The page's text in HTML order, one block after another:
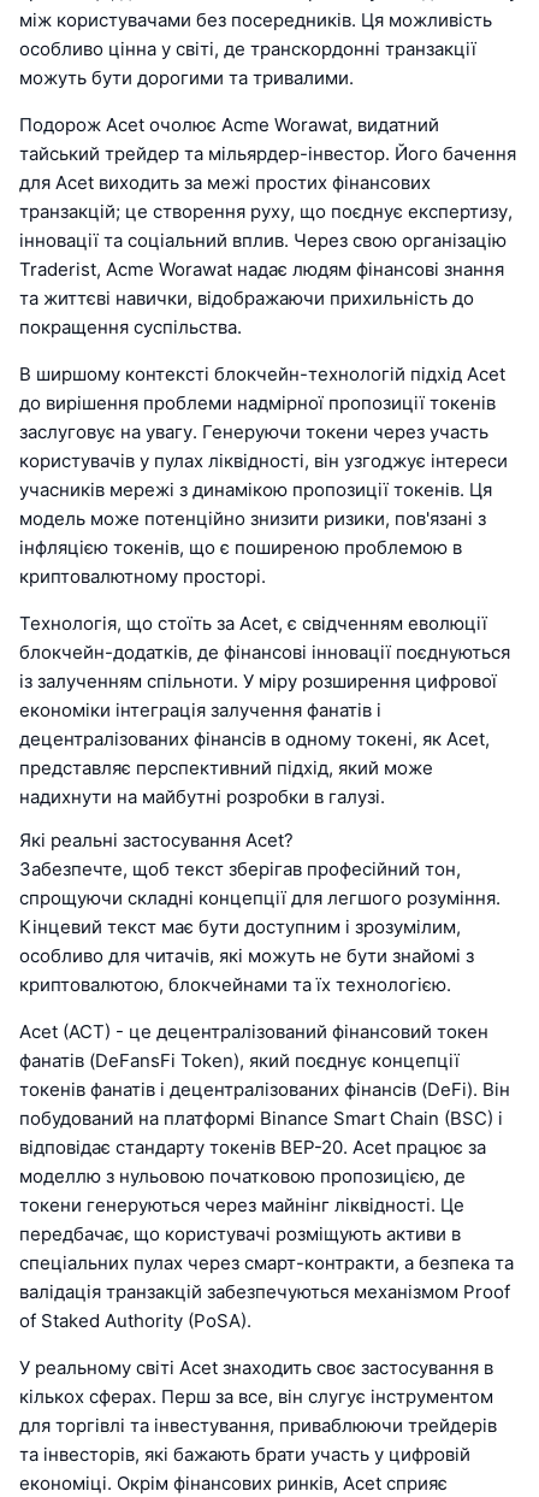
між користувачами без посередників. Ця можливість
особливо цінна у світі, де транскордонні транзакції
можуть бути дорогими та тривалими.
Подорож Acet очолює Acme Worawat, видатний
тайський трейдер та мільярдер-інвестор. Його бачення
для Acet виходить за межі простих фінансових
транзакцій; це створення руху, що поєднує експертизу,
інновації та соціальний вплив. Через свою організацію
Traderist, Acme Worawat надає людям фінансові знання
та життєві навички, відображаючи прихильність до
покращення суспільства.
В ширшому контексті блокчейн-технологій підхід Acet
до вирішення проблеми надмірної пропозиції токенів
заслуговує на увагу. Генеруючи токени через участь
користувачів у пулах ліквідності, він узгоджує інтереси
учасників мережі з динамікою пропозиції токенів. Ця
модель може потенційно знизити ризики, пов'язані з
інфляцією токенів, що є поширеною проблемою в
криптовалютному просторі.
Технологія, що стоїть за Acet, є свідченням еволюції
блокчейн-додатків, де фінансові інновації поєднуються
із залученням спільноти. У міру розширення цифрової
економіки інтеграція залучення фанатів і
децентралізованих фінансів в одному токені, як Acet,
представляє перспективний підхід, який може
надихнути на майбутні розробки в галузі.
Які реальні застосування Acet?
Забезпечте, щоб текст зберігав професійний тон,
спрощуючи складні концепції для легшого розуміння.
Кінцевий текст має бути доступним і зрозумілим,
особливо для читачів, які можуть не бути знайомі з
криптовалютою, блокчейнами та їх технологією.
Acet (ACT) - це децентралізований фінансовий токен
фанатів (DeFansFi Token), який поєднує концепції
токенів фанатів і децентралізованих фінансів (DeFi). Він
побудований на платформі Binance Smart Chain (BSC) і
відповідає стандарту токенів BEP-20. Acet працює за
моделлю з нульовою початковою пропозицією, де
токени генеруються через майнінг ліквідності. Це
передбачає, що користувачі розміщують активи в
спеціальних пулах через смарт-контракти, а безпека та
валідація транзакцій забезпечуються механізмом Proof
of Staked Authority (PoSA).
У реальному світі Acet знаходить своє застосування в
кількох сферах. Перш за все, він слугує інструментом
для торгівлі та інвестування, приваблюючи трейдерів
та інвесторів, які бажають брати участь у цифровій
економіці. Окрім фінансових ринків, Acet сприяє